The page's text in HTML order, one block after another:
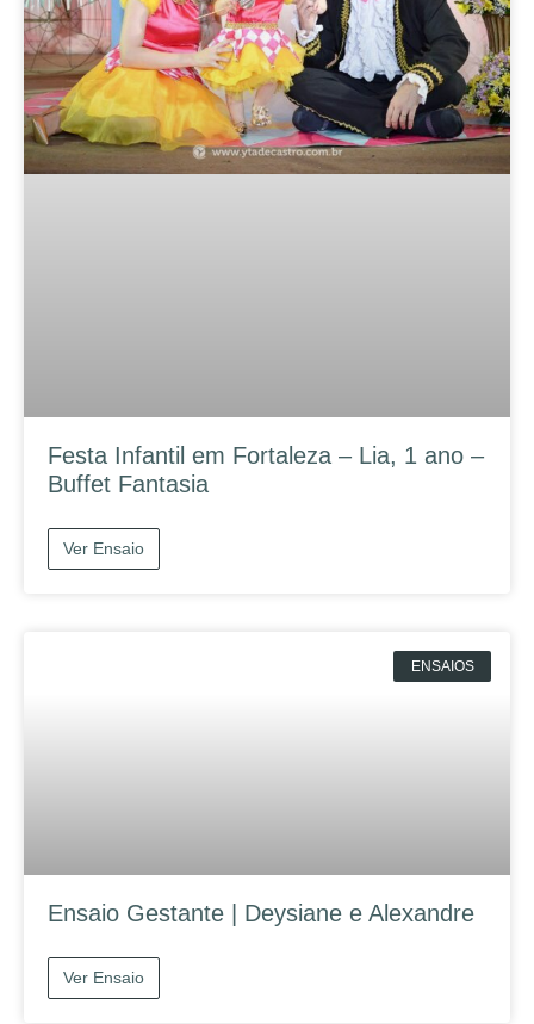
Festa Infantil em Fortaleza – Lia, 1 ano –
Buffet Fantasia
Ver Ensaio
ENSAIOS
Ensaio Gestante | Deysiane e Alexandre
Ver Ensaio